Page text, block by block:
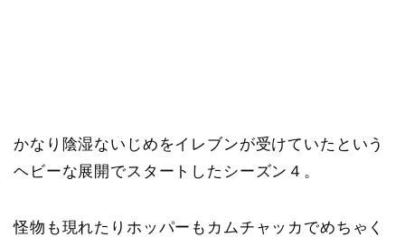
かなり陰湿ないじめをイレブンが受けていたという
ヘビーな展開でスタートしたシーズン４。
怪物も現れたりホッパーもカムチャッカでめちゃく